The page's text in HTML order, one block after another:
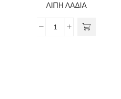
ΛΙΠΗ ΛΑΔΙΑ